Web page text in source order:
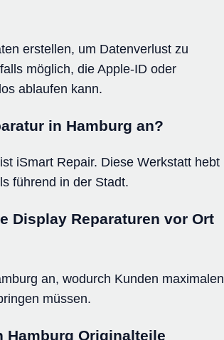
erstellen, um Datenverlust zu
möglich, die Apple-ID oder
ablaufen kann.
in Hamburg an?
iSmart Repair. Diese Werkstatt hebt
führend in der Stadt.
Display Reparaturen vor Ort
an, wodurch Kunden maximalen
müssen.
Hamburg Originalteile